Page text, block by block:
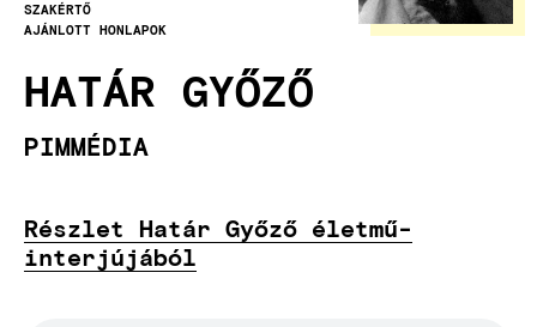
SZAKÉRTŐ
AJÁNLOTT HONLAPOK
HATÁR GYŐZŐ
PIMMÉDIA
Részlet Határ Győző életmű-
interjújából